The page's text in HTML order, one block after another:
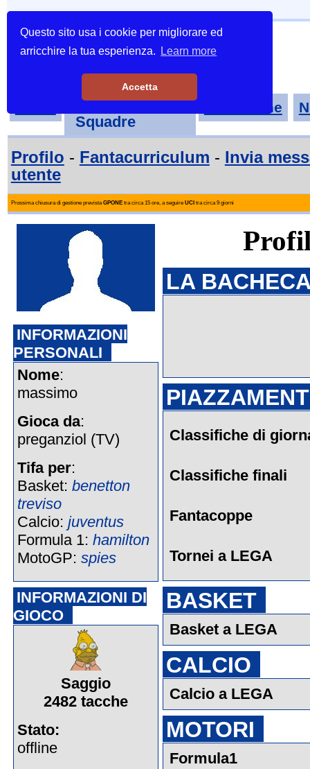
Questo sito usa i cookie per migliorare ed
arricchire la tua esperienza.
Learn more
Accetta
Tornei-
Squadre
Classifiche
Profilo - Fantacurriculum - Invia
utente
Prossima chiusura di gestione previstaGPONEtra circa 15 ore, a seguire UCI tra circa 9 giorni
INFORMAZIONI
PERSONALI
Nome:
massimo
Gioca da:
preganziol (TV)
Tifa per:
Basket: benetton
treviso
Calcio: juventus
Formula 1: hamilton
MotoGP: spies
INFORMAZIONI DI
GIOCO
Saggio
2482 tacche
Stato:
offline
LA
Classifiche di
Classifiche finali
Fantacoppe
Tornei a LEGA
BASKET
Basket a LEGA
CALCIO
Calcio a LEGA
MOTORI
Formula1